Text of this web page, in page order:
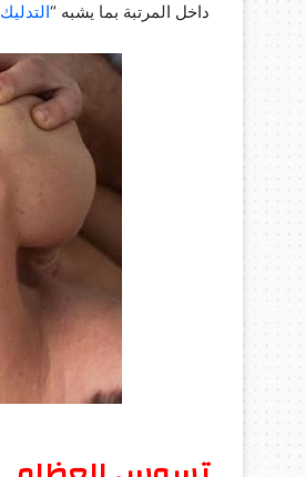
داخل المرتبة بما يشبه “التدليك